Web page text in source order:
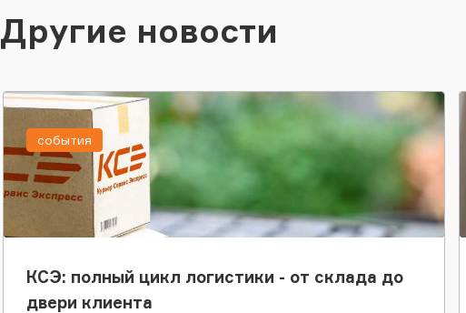
Другие новости
КСЭ: полный цикл логистики - от склада до
двери клиента
события